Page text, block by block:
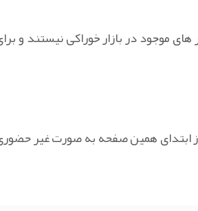
موجود در بازار خوراکی نیستند و
ابتدای همین صفحه به صورت غیر